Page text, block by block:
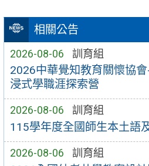
相關公告
2026-08-06 訓育組
2026中華覺知教育關懷協
浸式學職涯探索營
2026-08-06 訓育組
115學年度全國師生本土語
2026-08-06 訓育組